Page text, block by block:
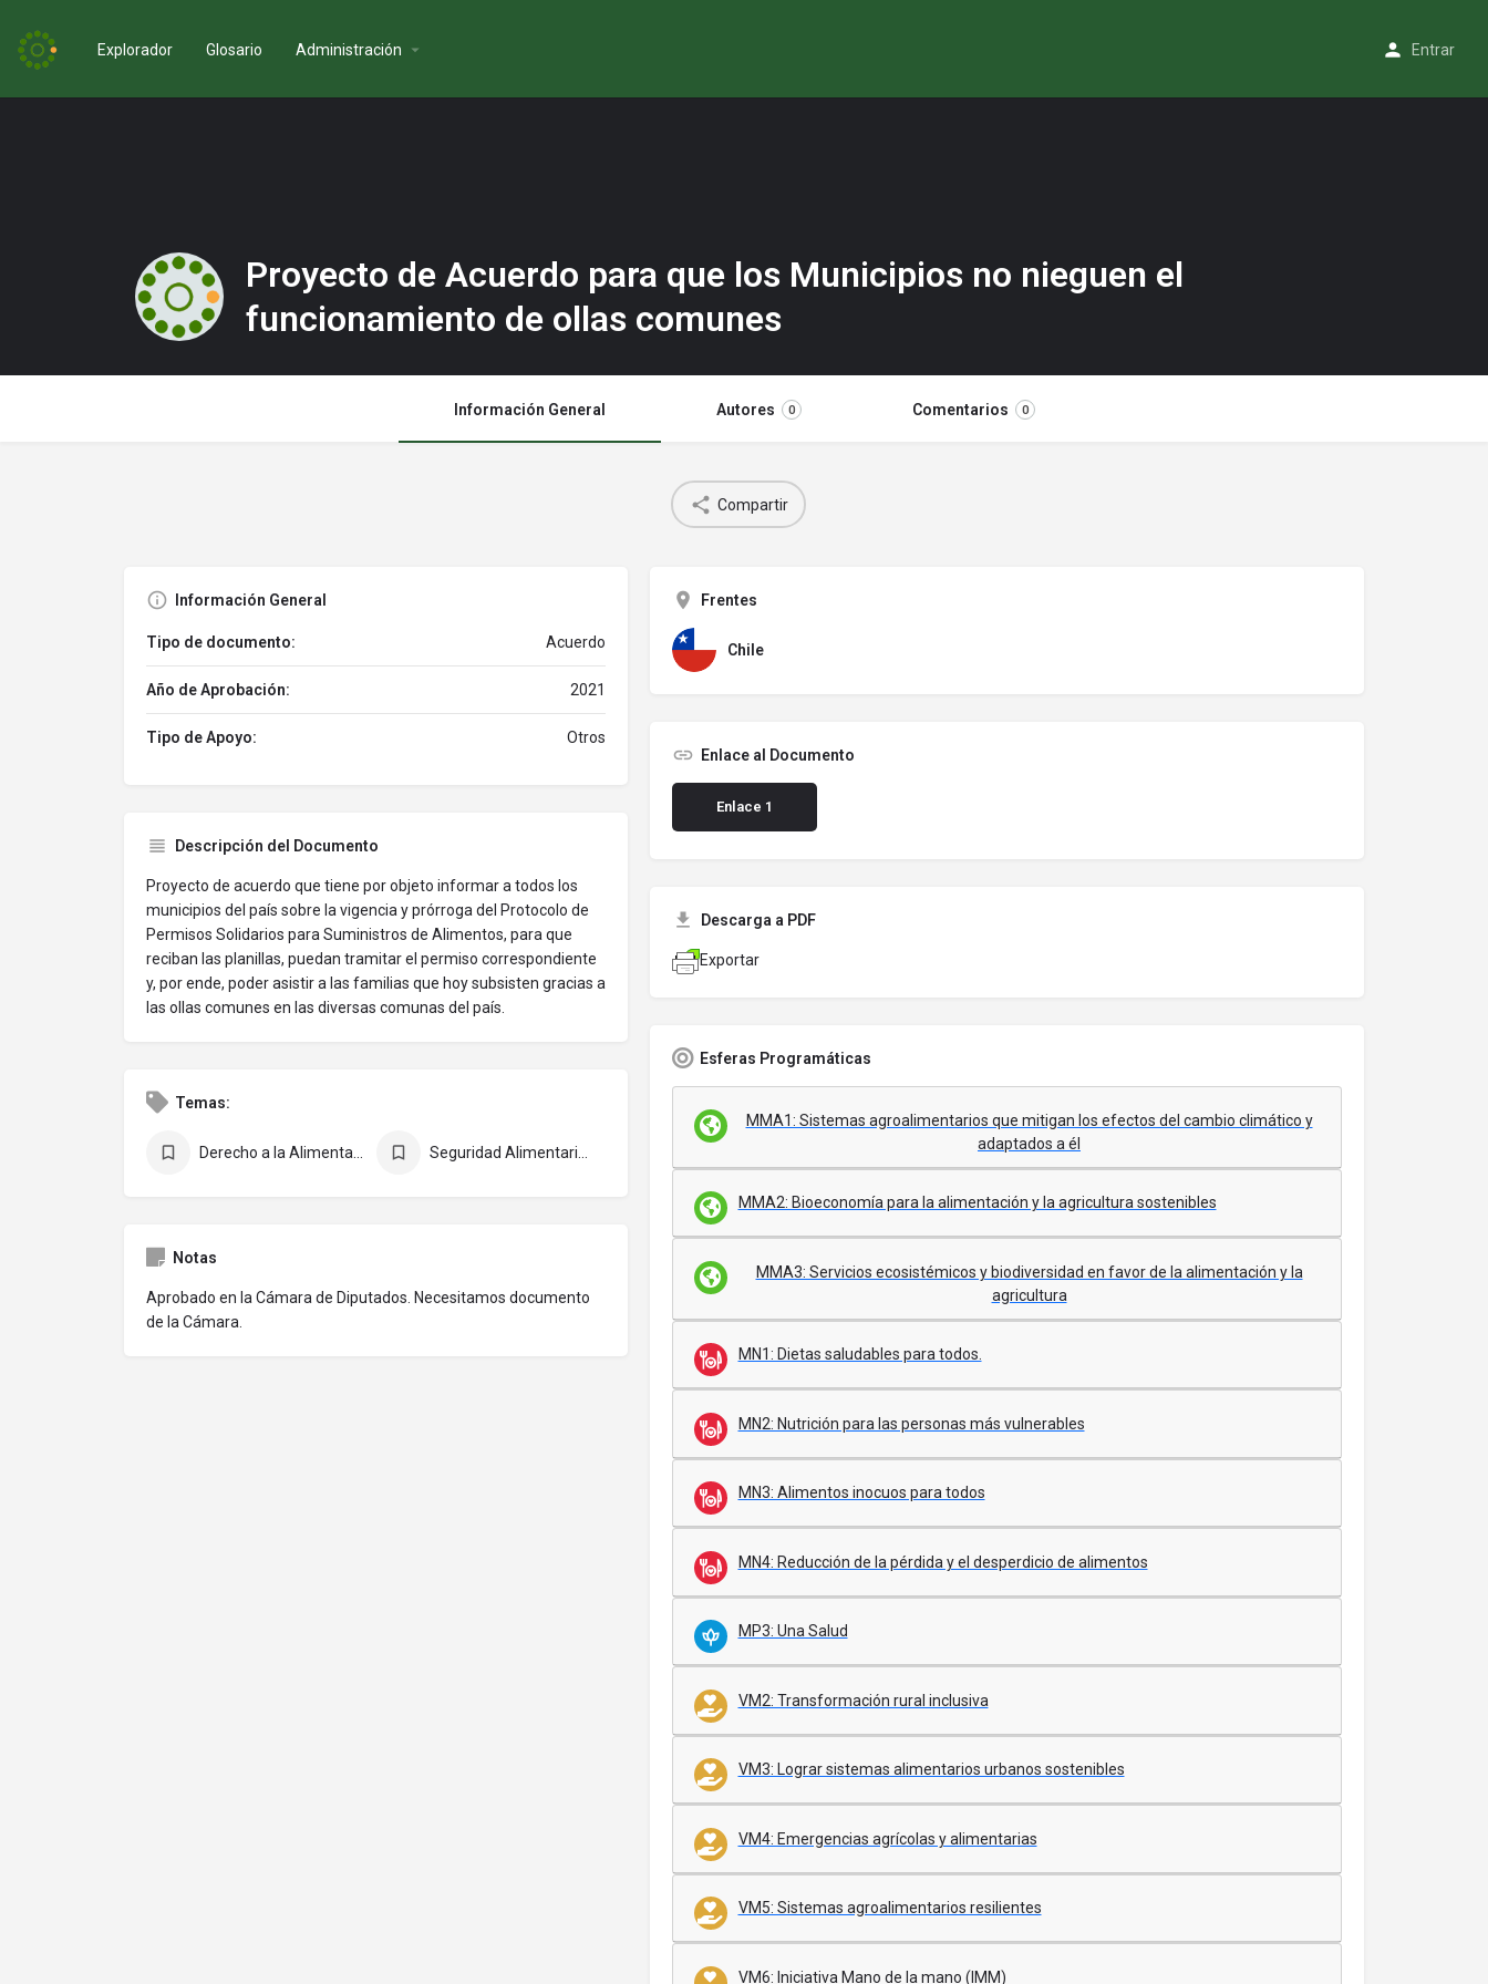
Explorador Glosario Administración Entrar
Proyecto de Acuerdo para que los Municipios no nieguen el
funcionamiento de ollas comunes
Información General Autores 0 Comentarios 0
Compartir
Información General
Tipo de documento: Acuerdo
Año de Aprobación: 2021
Tipo de Apoyo: Otros
Descripción del Documento
Proyecto de acuerdo que tiene por objeto informar a todos los
municipios del país sobre la vigencia y prórroga del Protocolo de
Permisos Solidarios para Suministros de Alimentos, para que
reciban las planillas, puedan tramitar el permiso correspondiente
y, por ende, poder asistir a las familias que hoy subsisten gracias a
las ollas comunes en las diversas comunas del país.
Temas:
Notas
Aprobado en la Cámara de Diputados. Necesitamos documento
de la Cámara.
Frentes
Chile
Enlace al Documento
Enlace 1
Descarga a PDF
Exportar
Esferas Programáticas
MMA1: Sistemas agroalimentarios que mitigan los efectos del cambio climático y
adaptados a él
MMA2: Bioeconomía para la alimentación y la agricultura sostenibles
MMA3: Servicios ecosistémicos y biodiversidad en favor de la alimentación y la
agricultura
MN1: Dietas saludables para todos.
MN2: Nutrición para las personas más vulnerables
MN3: Alimentos inocuos para todos
MN4: Reducción de la pérdida y el desperdicio de alimentos
MP3: Una Salud
VM2: Transformación rural inclusiva
VM3: Lograr sistemas alimentarios urbanos sostenibles
VM4: Emergencias agrícolas y alimentarias
VM5: Sistemas agroalimentarios resilientes
VM6: Iniciativa Mano de la mano (IMM)